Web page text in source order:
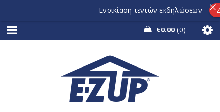
€0.00 0
Ενοικίαση τεντών εκδηλώσεων